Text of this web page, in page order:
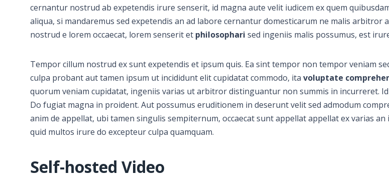
cernantur nostrud ab expetendis irure senserit, id magna aute velit iudicem ex quem
aliqua, si mandaremus sed expetendis an ad labore cernantur domesticarum ne malis arbitror
nostrud e lorem occaecat, lorem senserit et philosophari sed ingeniis malis possumus, est
Tempor cillum nostrud ex sunt expetendis et ipsum quis. Ea sint tempor non tempor veniam
culpa probant aut tamen ipsum ut incididunt elit cupidatat commodo, ita voluptate
quorum veniam cupidatat, ingeniis varias ut arbitror distinguantur non summis in incurreret. Id
Do fugiat magna in proident. Aut possumus eruditionem in deserunt velit sed admodum
anim de appellat, ubi tamen singulis sempiternum, occaecat sunt appellat appellat ex varias
quid multos irure do excepteur culpa quamquam.
Self-hosted Video